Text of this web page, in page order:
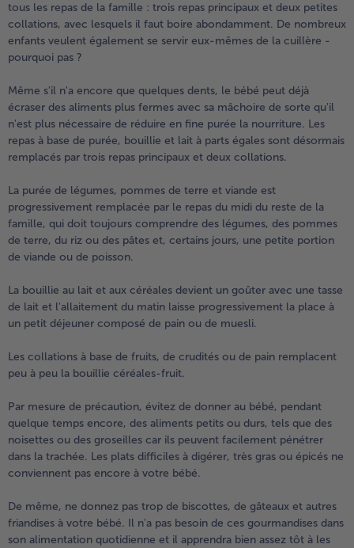
tous les repas de la famille : trois repas principaux et deux petites
collations, avec lesquels il faut boire abondamment. De nombreux
enfants veulent également se servir eux-mêmes de la cuillère -
pourquoi pas ?
Même s'il n'a encore que quelques dents, le bébé peut déjà
écraser des aliments plus fermes avec sa mâchoire de sorte qu'il
n'est plus nécessaire de réduire en fine purée la nourriture. Les
repas à base de purée, bouillie et lait à parts égales sont désormais
remplacés par trois repas principaux et deux collations.
La purée de légumes, pommes de terre et viande est
progressivement remplacée par le repas du midi du reste de la
famille, qui doit toujours comprendre des légumes, des pommes
de terre, du riz ou des pâtes et, certains jours, une petite portion
de viande ou de poisson.
La bouillie au lait et aux céréales devient un goûter avec une tasse
de lait et l'allaitement du matin laisse progressivement la place à
un petit déjeuner composé de pain ou de muesli.
Les collations à base de fruits, de crudités ou de pain remplacent
peu à peu la bouillie céréales-fruit.
Par mesure de précaution, évitez de donner au bébé, pendant
quelque temps encore, des aliments petits ou durs, tels que des
noisettes ou des groseilles car ils peuvent facilement pénétrer
dans la trachée. Les plats difficiles à digérer, très gras ou épicés ne
conviennent pas encore à votre bébé.
De même, ne donnez pas trop de biscottes, de gâteaux et autres
friandises à votre bébé. Il n'a pas besoin de ces gourmandises dans
son alimentation quotidienne et il apprendra bien assez tôt à les